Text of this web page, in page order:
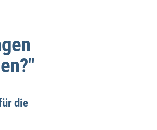
die